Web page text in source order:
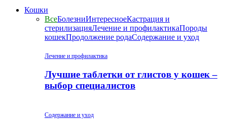
Кошки
ВсеБолезниИнтересноеКастрация и
стерилизацияЛечение и профилактикаПороды
кошекПродолжение родаСодержание и уход
Лечение и профилактика
Лучшие таблетки от глистов у кошек –
выбор специалистов
Содержание и уход